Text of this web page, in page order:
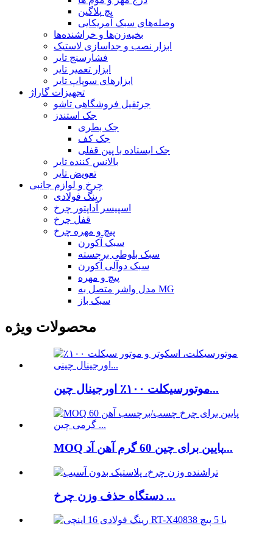
پچ پلاگین
وصله‌های سبک آمریکایی
بخیه‌زن‌ها و خراشنده‌ها
ابزار نصب و جداسازی لاستیک
فشارسنج تایر
ابزار تعمیر تایر
ابزارهای سوپاپ تایر
تجهیزات گاراژ
جرثقیل فروشگاهی تاشو
جک استندز
جک بطری
جک کف
جک ایستاده با پین قفلی
بالانس کننده تایر
تعویض تایر
چرخ و لوازم جانبی
رینگ فولادی
اسپیسر آداپتور چرخ
قفل چرخ
پیچ و مهره چرخ
سبک آکورن
سبک بلوطی برجسته
سبک دوآلی آکورن
پیچ و مهره
مدل واشر متصل به MG
سبک باز
محصولات ویژه
موتورسیکلت ۱۰۰٪ اورجینال چین...
MOQ پایین برای چین 60 گرم آهن آد...
دستگاه حذف وزن چرخ ...